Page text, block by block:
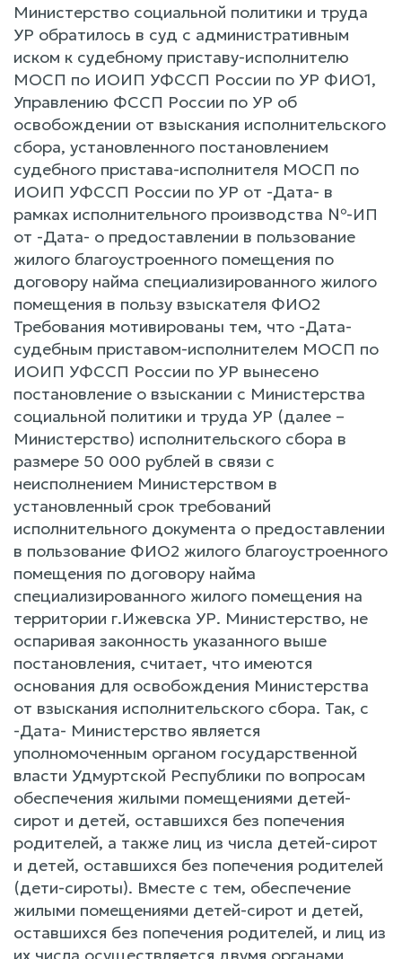
Министерство социальной политики и труда
УР обратилось в суд с административным
иском к судебному приставу-исполнителю
МОСП по ИОИП УФССП России по УР ФИО1,
Управлению ФССП России по УР об
освобождении от взыскания исполнительского
сбора, установленного постановлением
судебного пристава-исполнителя МОСП по
ИОИП УФССП России по УР от -Дата- в
рамках исполнительного производства №-ИП
от -Дата- о предоставлении в пользование
жилого благоустроенного помещения по
договору найма специализированного жилого
помещения в пользу взыскателя ФИО2
Требования мотивированы тем, что -Дата-
судебным приставом-исполнителем МОСП по
ИОИП УФССП России по УР вынесено
постановление о взыскании с Министерства
социальной политики и труда УР (далее –
Министерство) исполнительского сбора в
размере 50 000 рублей в связи с
неисполнением Министерством в
установленный срок требований
исполнительного документа о предоставлении
в пользование ФИО2 жилого благоустроенного
помещения по договору найма
специализированного жилого помещения на
территории г.Ижевска УР. Министерство, не
оспаривая законность указанного выше
постановления, считает, что имеются
основания для освобождения Министерства
от взыскания исполнительского сбора. Так, с
-Дата- Министерство является
уполномоченным органом государственной
власти Удмуртской Республики по вопросам
обеспечения жилыми помещениями детей-
сирот и детей, оставшихся без попечения
родителей, а также лиц из числа детей-сирот
и детей, оставшихся без попечения родителей
(дети-сироты). Вместе с тем, обеспечение
жилыми помещениями детей-сирот и детей,
оставшихся без попечения родителей, и лиц из
их числа осуществляется двумя органами